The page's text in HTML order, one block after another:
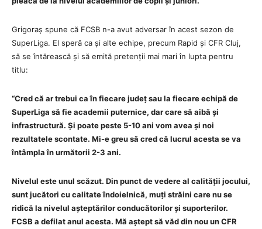
Grigoraș spune că FCSB n-a avut adversar în acest sezon de
SuperLiga. El speră ca și alte echipe, precum Rapid și CFR Cluj,
să se întărească și să emită pretenții mai mari în lupta pentru
titlu:
“Cred că ar trebui ca în fiecare județ sau la fiecare echipă de
SuperLiga să fie academii puternice, dar care să aibă și
infrastructură. Și poate peste 5-10 ani vom avea și noi
rezultatele scontate. Mi-e greu să cred că lucrul acesta se va
întâmpla în următorii 2-3 ani.
Nivelul este unul scăzut. Din punct de vedere al calității jocului,
sunt jucători cu calitate îndoielnică, muți străini care nu se
ridică la nivelul așteptărilor conducătorilor și suporterilor.
FCSB a defilat anul acesta. Mă aștept să văd din nou un CFR